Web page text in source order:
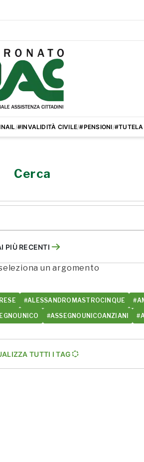
/#INVALIDITÀ CIVILE/#PENSIONI/#TUTELA
Cerca
PIÙ RECENTI
un argomento
#ALESSANDROMASTROCINQUE
#ASSEGNOUNICOANZIANI
TUTTI I TAG